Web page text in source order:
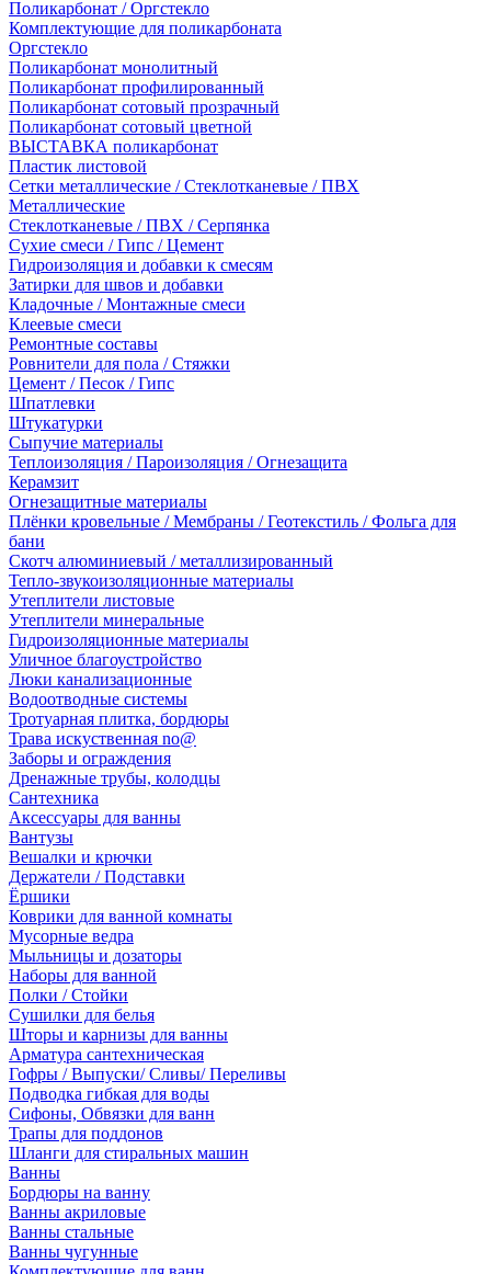
Поликарбонат / Оргстекло
Комплектующие для поликарбоната
Оргстекло
Поликарбонат монолитный
Поликарбонат профилированный
Поликарбонат сотовый прозрачный
Поликарбонат сотовый цветной
ВЫСТАВКА поликарбонат
Пластик листовой
Сетки металлические / Стеклотканевые / ПВХ
Металлические
Стеклотканевые / ПВХ / Серпянка
Сухие смеси / Гипс / Цемент
Гидроизоляция и добавки к смесям
Затирки для швов и добавки
Кладочные / Монтажные смеси
Клеевые смеси
Ремонтные составы
Ровнители для пола / Стяжки
Цемент / Песок / Гипс
Шпатлевки
Штукатурки
Сыпучие материалы
Теплоизоляция / Пароизоляция / Огнезащита
Керамзит
Огнезащитные материалы
Плёнки кровельные / Мембраны / Геотекстиль / Фольга для
бани
Скотч алюминиевый / металлизированный
Тепло-звукоизоляционные материалы
Утеплители листовые
Утеплители минеральные
Гидроизоляционные материалы
Уличное благоустройство
Люки канализационные
Водоотводные системы
Тротуарная плитка, бордюры
Трава искуственная no@
Заборы и ограждения
Дренажные трубы, колодцы
Сантехника
Аксессуары для ванны
Вантузы
Вешалки и крючки
Держатели / Подставки
Ёршики
Коврики для ванной комнаты
Мусорные ведра
Мыльницы и дозаторы
Наборы для ванной
Полки / Стойки
Сушилки для белья
Шторы и карнизы для ванны
Арматура сантехническая
Гофры / Выпуски/ Сливы/ Переливы
Подводка гибкая для воды
Сифоны, Обвязки для ванн
Трапы для поддонов
Шланги для стиральных машин
Ванны
Бордюры на ванну
Ванны акриловые
Ванны стальные
Ванны чугунные